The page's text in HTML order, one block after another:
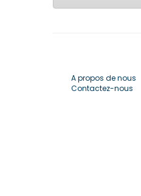
A propos de nous
Contactez-nous